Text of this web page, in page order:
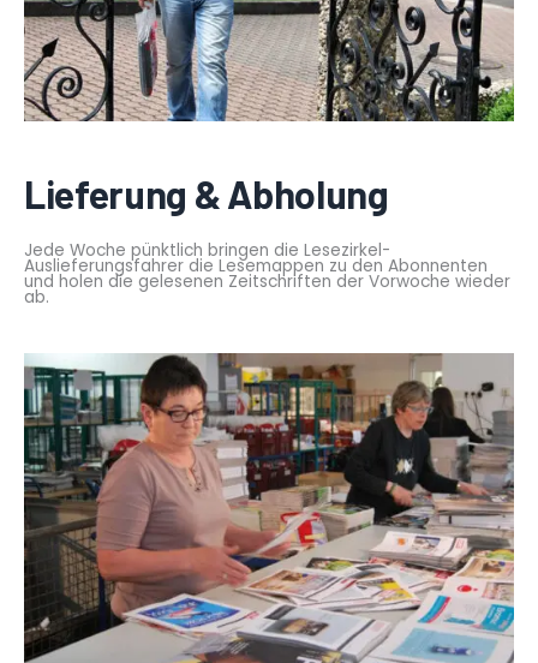
Lieferung & Abholung
Jede Woche pünktlich bringen die Lesezirkel-
Auslieferungsfahrer die Lesemappen zu den Abonnenten
und holen die gelesenen Zeitschriften der Vorwoche wieder
ab.